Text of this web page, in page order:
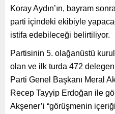
Koray Aydın’ın, bayram
parti içindeki ekibiyle
istifa edebileceği belirtiliyor.
Partisinin 5. olağanüstü
olan ve ilk turda 472
Parti Genel Başkanı Meral
Recep Tayyip Erdoğan ile
Akşener’i “görüşmenin